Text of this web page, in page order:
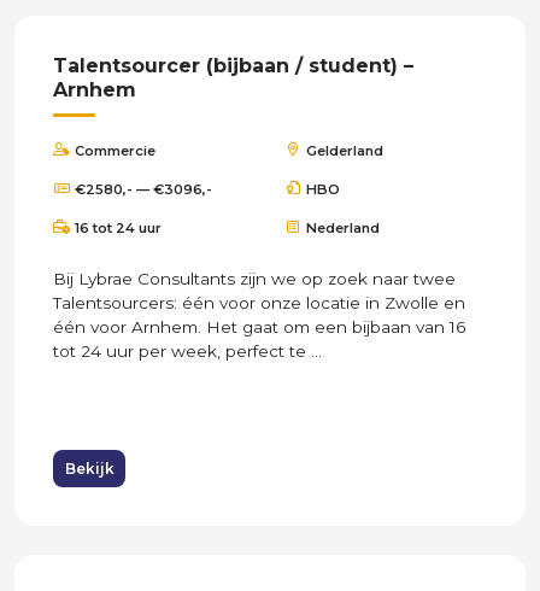
Talentsourcer (bijbaan / student) –
Arnhem
Commercie Gelderland
€2580,- — €3096,- HBO
16 tot 24 uur Nederland
Bij Lybrae Consultants zijn we op zoek naar twee
Talentsourcers: één voor onze locatie in Zwolle en
één voor Arnhem. Het gaat om een bijbaan van 16
tot 24 uur per week, perfect te ...
Bekijk